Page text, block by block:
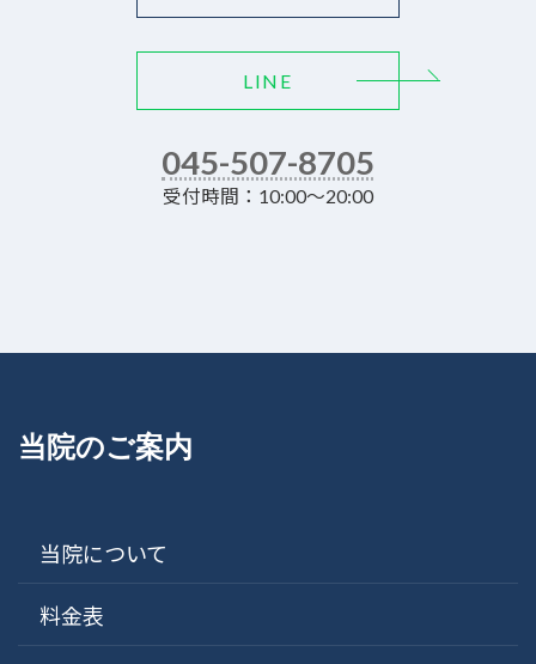
LINE
045-507-8705
受付時間：10:00～20:00
当院のご案内
当院について
料金表